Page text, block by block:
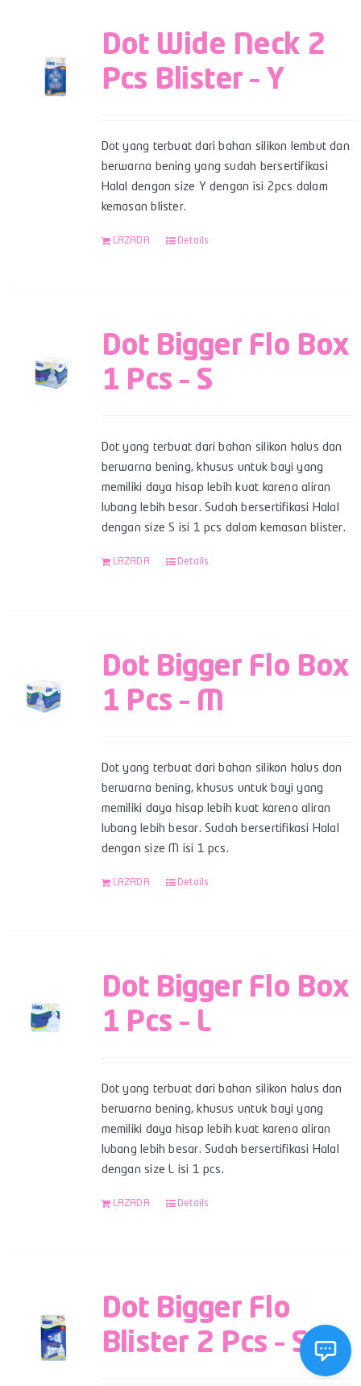
Dot Wide Neck 2
Pcs Blister – Y
Dot yang terbuat dari bahan silikon lembut dan
berwarna bening yang sudah bersertifikasi
Halal dengan size Y dengan isi 2pcs dalam
kemasan blister.
LAZADA Details
Dot Bigger Flo Box
1 Pcs – S
Dot yang terbuat dari bahan silikon halus dan
berwarna bening, khusus untuk bayi yang
memiliki daya hisap lebih kuat karena aliran
lubang lebih besar. Sudah bersertifikasi Halal
dengan size S isi 1 pcs dalam kemasan blister.
LAZADA Details
Dot Bigger Flo Box
1 Pcs – M
Dot yang terbuat dari bahan silikon halus dan
berwarna bening, khusus untuk bayi yang
memiliki daya hisap lebih kuat karena aliran
lubang lebih besar. Sudah bersertifikasi Halal
dengan size M isi 1 pcs.
LAZADA Details
Dot Bigger Flo Box
1 Pcs – L
Dot yang terbuat dari bahan silikon halus dan
berwarna bening, khusus untuk bayi yang
memiliki daya hisap lebih kuat karena aliran
lubang lebih besar. Sudah bersertifikasi Halal
dengan size L isi 1 pcs.
LAZADA Details
Dot Bigger Flo
Blister 2 Pcs – S